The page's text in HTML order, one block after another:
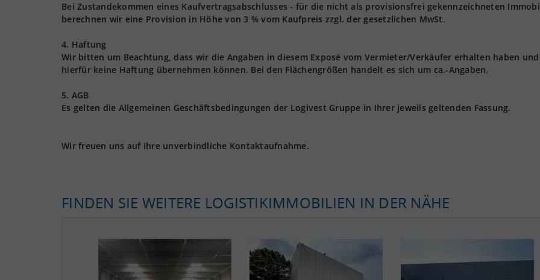
Bei Zustandekommen eines Kaufvertragsabschlusses - für die nicht als provisionsfrei gekennzeichneten
berechnen wir eine Provision in Höhe von 3 % vom Kaufpreis zzgl. der gesetzlichen MwSt.
4. Haftung
Wir bitten um Beachtung, dass wir die Angaben in diesem Exposé vom Vermieter/Verkäufer erhalten haben und
hierfür keine Haftung übernehmen können. Bei den Flächengrößen handelt es sich um ca.-Angaben.
5. AGB
Es gelten die Allgemeinen Geschäftsbedingungen der Logivest Gruppe in Ihrer jeweils geltenden Fassung.
Wir freuen uns auf Ihre unverbindliche Kontaktaufnahme.
FINDEN SIE WEITERE LOGISTIKIMMOBILIEN IN DER NÄHE